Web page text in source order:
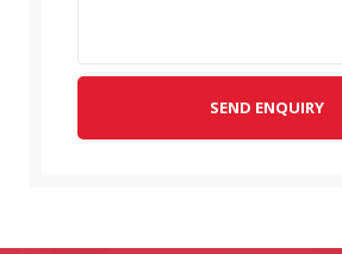
SEND ENQUIRY